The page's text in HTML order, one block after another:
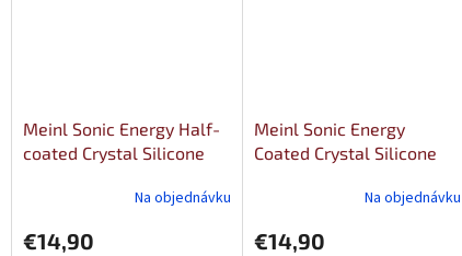
M
O
Meinl Sonic Energy Half-
coated Crystal Silicone
Na objednávku
€14,90
Meinl Sonic Energy
Coated Crystal Silicone
Na objednávku
€14,90